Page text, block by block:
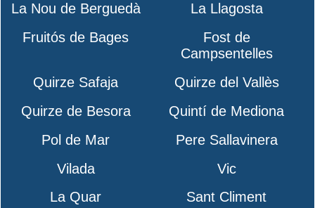
La Nou de Berguedà
La Llagosta
Fruitós de Bages
Fost de
Campsentelles
Quirze Safaja
Quirze del Vallès
Quirze de Besora
Quintí de Mediona
Pol de Mar
Pere Sallavinera
Vilada
Vic
La Quar
Sant Climent